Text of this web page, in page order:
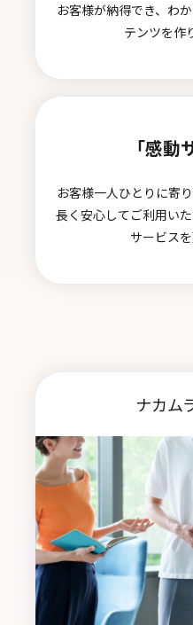
お客様が納得でき、わ
テンツを作
「感動
お客様一人ひとりに寄
長く安心してご利用い
サービス
ナカム